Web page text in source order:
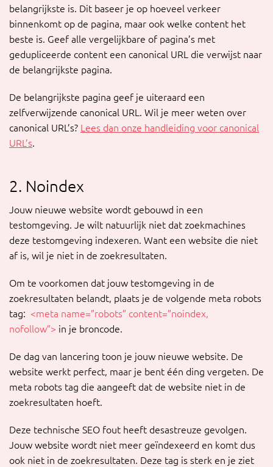
belangrijkste is. Dit baseer je op hoeveel verkeer
binnenkomt op de pagina, maar ook welke content het
beste is. Geef alle vergelijkbare of pagina’s met
gedupliceerde content een canonical URL die verwijst naar
de belangrijkste pagina.
De belangrijkste pagina geef je uiteraard een
zelfverwijzende canonical URL. Wil je meer weten over
canonical URL’s? Lees dan onze handleiding voor canonical
URL’s.
2. Noindex
Jouw nieuwe website wordt gebouwd in een
testomgeving. Je wilt natuurlijk niet dat zoekmachines
deze testomgeving indexeren. Want een website die niet
af is, wil je niet in de zoekresultaten.
Om te voorkomen dat jouw testomgeving in de
zoekresultaten belandt, plaats je de volgende meta robots
tag: <meta name=”robots” content=”noindex,
nofollow”> in je broncode.
De dag van lancering toon je jouw nieuwe website. De
website werkt perfect, maar je bent één ding vergeten. De
meta robots tag die aangeeft dat de website niet in de
zoekresultaten hoeft.
Deze technische SEO fout heeft desastreuze gevolgen.
Jouw website wordt niet meer geïndexeerd en komt dus
ook niet in de zoekresultaten. Deze tag is sterk en je ziet